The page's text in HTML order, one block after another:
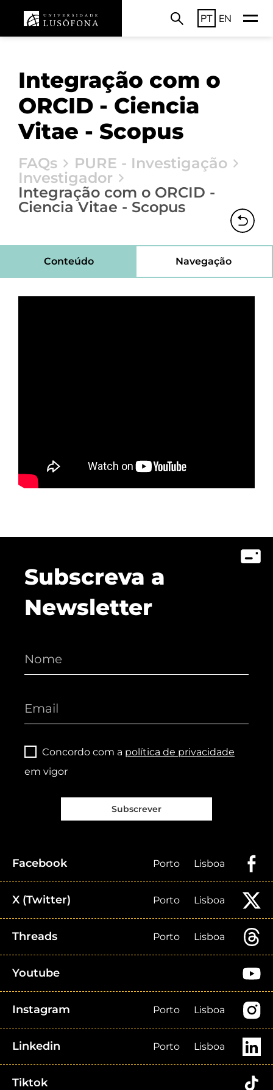
PT EN
Integração com o
ORCID - Ciencia
Vitae - Scopus
FAQs
PURE - Investigação
Investigador
Integração com o ORCID -
Ciencia Vitae - Scopus
Conteúdo Navegação
Subscreva a
Newsletter
Concordo com a política de privacidade
em vigor
Subscrever
Facebook Porto Lisboa
X (Twitter) Porto Lisboa
Threads Porto Lisboa
Youtube
Instagram Porto Lisboa
Linkedin Porto Lisboa
Tiktok